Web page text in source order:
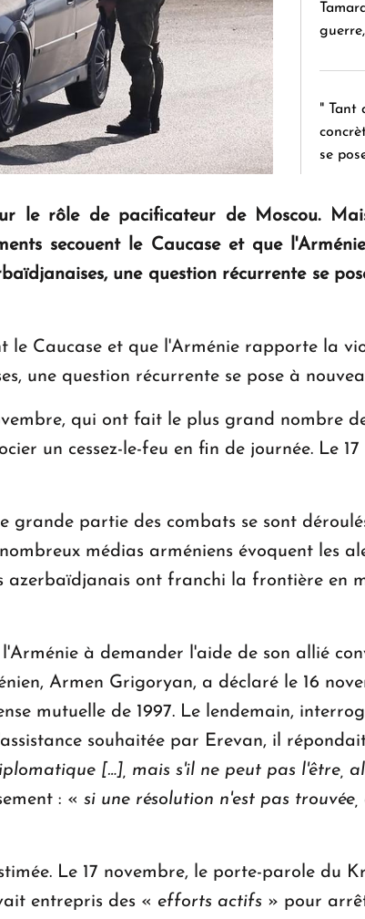
" Tant
se
Le
le rôle de pacificateur de Moscou.
secouent le Caucase et que
une question récurrente se
le Caucase et que l'Arménie rapporte la
une question récurrente se pose à
qui ont fait le plus grand nombre
un cessez-le-feu en fin de journée. Le
grande partie des combats se sont
médias arméniens évoquent les
azerbaïdjanais ont franchi la frontière en
à demander l'aide de son allié
Armen Grigoryan, a déclaré le 16
mutuelle de 1997. Le lendemain,
souhaitée par Erevan, il
[…], mais s'il ne peut pas l'être,
: « si une résolution n'est pas
Le 17 novembre, le porte-parole du
entrepris des « efforts actifs » pour